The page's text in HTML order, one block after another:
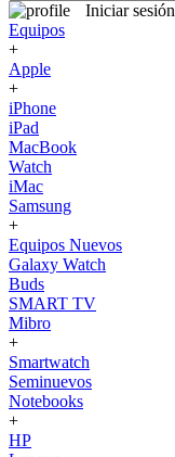
Iniciar sesión
Equipos
+
Apple
+
iPhone
iPad
MacBook
Watch
iMac
Samsung
+
Equipos Nuevos
Galaxy Watch
Buds
SMART TV
Mibro
+
Smartwatch
Seminuevos
Notebooks
+
HP